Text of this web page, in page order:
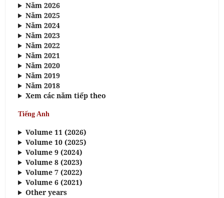
Năm 2026
Năm 2025
Năm 2024
Năm 2023
Năm 2022
Năm 2021
Năm 2020
Năm 2019
Năm 2018
Xem các năm tiếp theo
Tiếng Anh
Volume 11 (2026)
Volume 10 (2025)
Volume 9 (2024)
Volume 8 (2023)
Volume 7 (2022)
Volume 6 (2021)
Other years